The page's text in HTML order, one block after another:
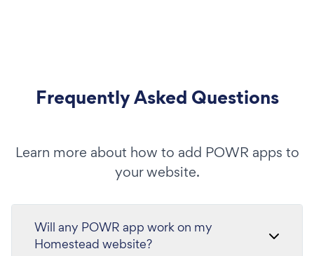
Frequently Asked Questions
Learn more about how to add POWR apps to
your website.
Will any POWR app work on my
Homestead website?